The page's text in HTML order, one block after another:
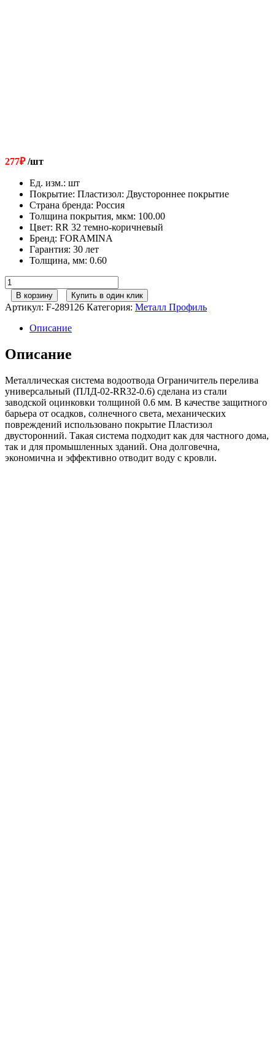
277₽/шт
Ед. изм.: шт
Покрытие: Пластизол: Двустороннее покрытие
Страна бренда: Россия
Толщина покрытия, мкм: 100.00
Цвет: RR 32 темно-коричневый
Бренд: FORAMINA
Гарантия: 30 лет
Толщина, мм: 0.60
Количество
товара
125/100
МП
Престиж
Ограничитель
перелива
универсальный
темно-
коричневый
В корзину Купить в один клик
Артикул: F-289126 Категория: Металл Профиль
Описание
Описание
Металлическая система водоотвода Ограничитель перелива
универсальный (ПЛД-02-RR32-0.6) сделана из стали
заводской оцинковки толщиной 0.6 мм. В качестве защитного
барьера от осадков, солнечного света, механических
повреждений использовано покрытие Пластизол
двусторонний. Такая система подходит как для частного дома,
так и для промышленных зданий. Она долговечна,
экономична и эффективно отводит воду с кровли.